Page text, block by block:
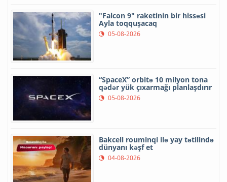
"Falcon 9" raketinin bir hissəsi
Ayla toqquşacaq
05-08-2026
“SpaceX” orbitə 10 milyon tona
qədər yük çıxarmağı planlaşdırır
05-08-2026
Bakcell rouminqi ilə yay tətilində
dünyanı kəşf et
04-08-2026